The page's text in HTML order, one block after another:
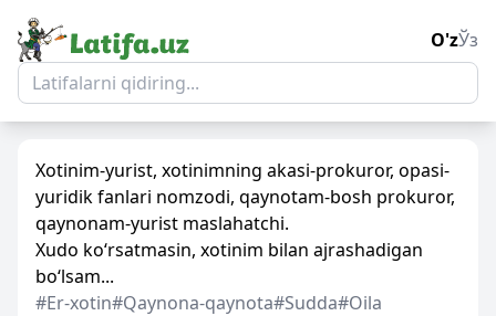
O'zЎз
Xotinim-yurist, xotinimning akasi-prokuror, opasi-
yuridik fanlari nomzodi, qaynotam-bosh prokuror,
qaynonam-yurist maslahatchi.
Xudo ko‘rsatmasin, xotinim bilan ajrashadigan
bo‘lsam...
#Er-xotin#Qaynona-qaynota#Sudda#Oila